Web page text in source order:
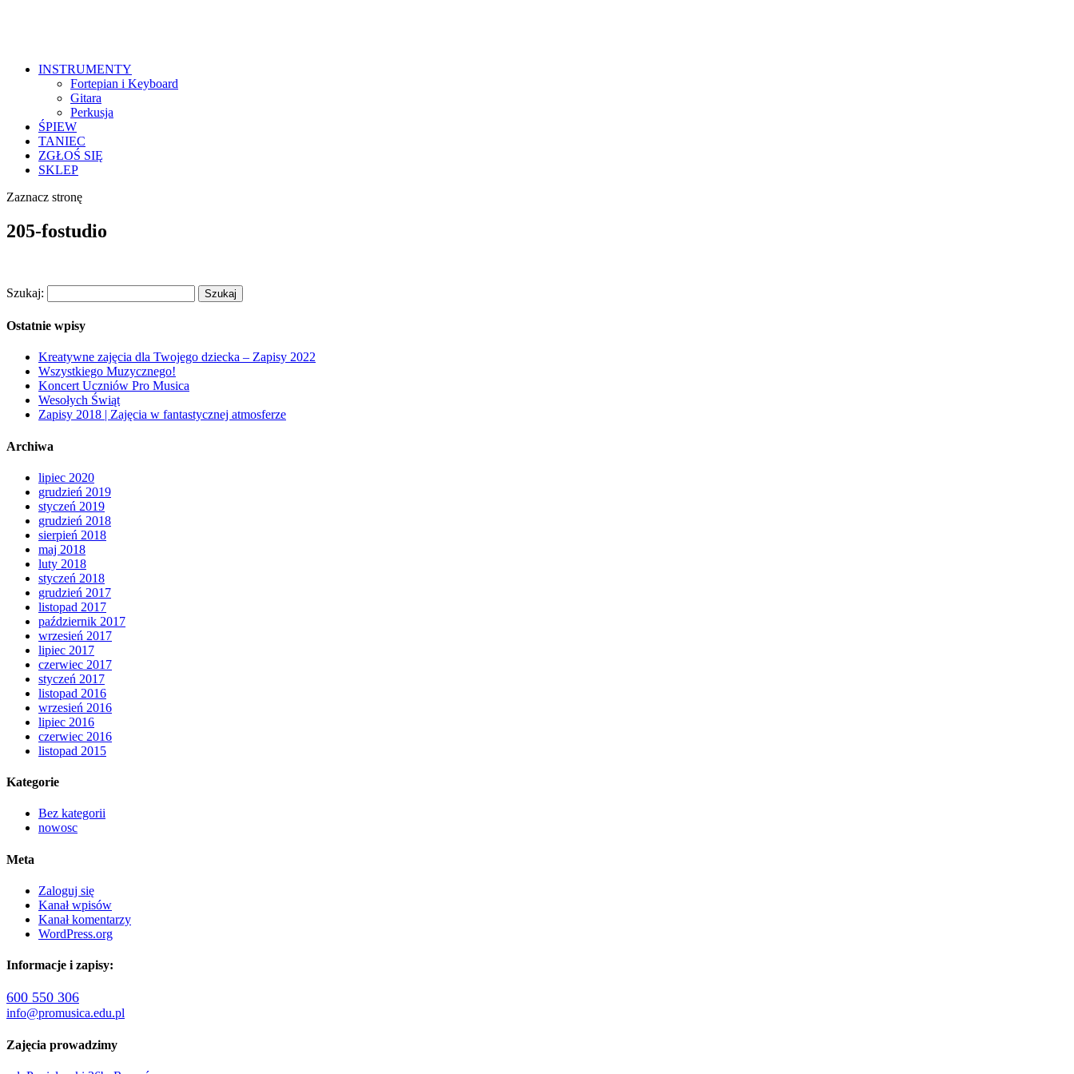
INSTRUMENTY
Fortepian i Keyboard
Gitara
Perkusja
ŚPIEW
TANIEC
ZGŁOŚ SIĘ
SKLEP
Zaznacz stronę
205-fostudio
Szukaj:
Ostatnie wpisy
Kreatywne zajęcia dla Twojego dziecka – Zapisy 2022
Wszystkiego Muzycznego!
Koncert Uczniów Pro Musica
Wesołych Świąt
Zapisy 2018 | Zajęcia w fantastycznej atmosferze
Archiwa
lipiec 2020
grudzień 2019
styczeń 2019
grudzień 2018
sierpień 2018
maj 2018
luty 2018
styczeń 2018
grudzień 2017
listopad 2017
październik 2017
wrzesień 2017
lipiec 2017
czerwiec 2017
styczeń 2017
listopad 2016
wrzesień 2016
lipiec 2016
czerwiec 2016
listopad 2015
Kategorie
Bez kategorii
nowosc
Meta
Zaloguj się
Kanał wpisów
Kanał komentarzy
WordPress.org
Informacje i zapisy:
600 550 306
info@promusica.edu.pl
Zajęcia prowadzimy